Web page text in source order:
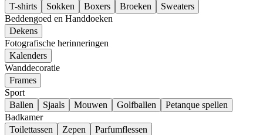
T-shirts
Sokken Boxers Broeken
Sweaters
Beddengoed en Handdoeken
Dekens
Fotografische herinneringen
Kalenders
Wanddecoratie
Frames
Sport
Ballen
Sjaals Mouwen Golfballen
Petanque spellen
Badkamer
Toilettassen
Zepen
Parfumflessen